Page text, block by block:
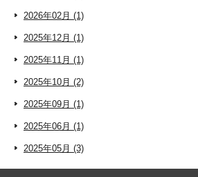
2026年02月 (1)
2025年12月 (1)
2025年11月 (1)
2025年10月 (2)
2025年09月 (1)
2025年06月 (1)
2025年05月 (3)